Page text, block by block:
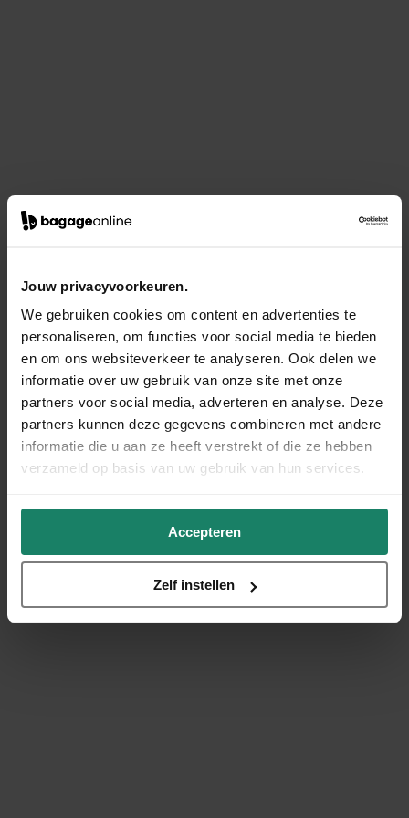
Jouw privacyvoorkeuren.
We gebruiken cookies om content en advertenties te
personaliseren, om functies voor social media te bieden
en om ons websiteverkeer te analyseren. Ook delen we
informatie over uw gebruik van onze site met onze
partners voor social media, adverteren en analyse. Deze
partners kunnen deze gegevens combineren met andere
informatie die u aan ze heeft verstrekt of die ze hebben
verzameld op basis van uw gebruik van hun services.
Accepteren
Zelf instellen